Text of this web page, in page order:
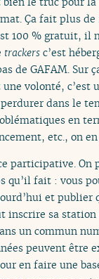
Ça fait plus de
100 % gratuit, il
trackers c’est
de GAFAM. Sur
une volonté, c’est
dans le
en
etc., on en
participative. On
qu’il fait : vous
et publier
inscrire sa
un commun
peuvent être
en faire une